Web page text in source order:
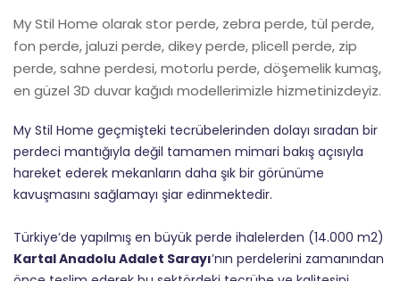
My Stil Home olarak stor perde, zebra perde, tül perde,
fon perde, jaluzi perde, dikey perde, plicell perde, zip
perde, sahne perdesi, motorlu perde, döşemelik kumaş,
en güzel 3D duvar kağıdı modellerimizle hizmetinizdeyiz.
My Stil Home geçmişteki tecrübelerinden dolayı sıradan bir
perdeci mantığıyla değil tamamen mimari bakış açısıyla
hareket ederek mekanların daha şık bir görünüme
kavuşmasını sağlamayı şiar edinmektedir.
Türkiye’de yapılmış en büyük perde ihalelerden (14.000 m2)
Kartal Anadolu Adalet Sarayı’nın perdelerini zamanından